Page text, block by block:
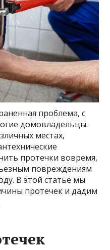
проблема, с
домовладельцы.
местах,
протечки вовремя,
повреждениям
В этой статье мы
протечек и дадим